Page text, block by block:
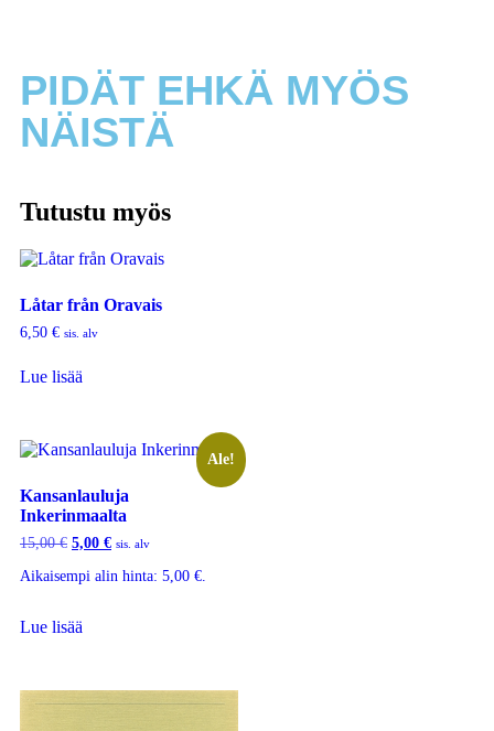
PIDÄT EHKÄ MYÖS
NÄISTÄ
Tutustu myös
Låtar från Oravais
6,50 € sis. alv
Lue lisää
Ale!
Kansanlauluja
Inkerinmaalta
15,00€ 5,00 € sis. alv
Aikaisempi alin hinta: 5,00 €
Lue lisää